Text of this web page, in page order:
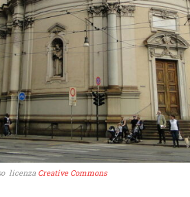
licenza Creative Commons